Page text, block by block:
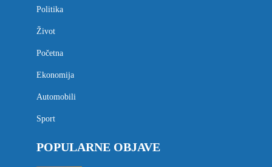
Politika
Život
Početna
Ekonomija
Automobili
Sport
POPULARNE OBJAVE